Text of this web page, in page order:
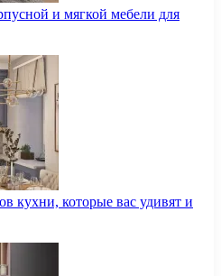
и мягкой мебели для
кухни, которые вас удивят и